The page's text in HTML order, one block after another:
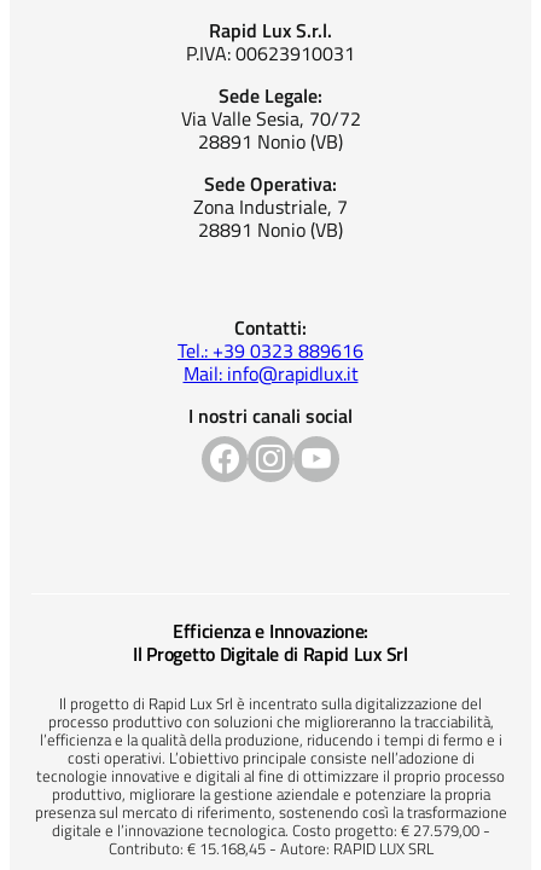
Rapid Lux S.r.l.
P.IVA: 00623910031
Sede Legale:
Via Valle Sesia, 70/72
28891 Nonio (VB)
Sede Operativa:
Zona Industriale, 7
28891 Nonio (VB)
Contatti:
Tel.: +39 0323 889616
Mail: info@rapidlux.it
I nostri canali social
Efficienza e Innovazione:
Il Progetto Digitale di Rapid Lux Srl
Il progetto di Rapid Lux Srl è incentrato sulla digitalizzazione del
processo produttivo con soluzioni che miglioreranno la tracciabilità,
l’efficienza e la qualità della produzione, riducendo i tempi di fermo e i
costi operativi. L’obiettivo principale consiste nell’adozione di
tecnologie innovative e digitali al fine di ottimizzare il proprio processo
produttivo, migliorare la gestione aziendale e potenziare la propria
presenza sul mercato di riferimento, sostenendo così la trasformazione
digitale e l’innovazione tecnologica. Costo progetto: € 27.579,00 -
Contributo: € 15.168,45 - Autore: RAPID LUX SRL